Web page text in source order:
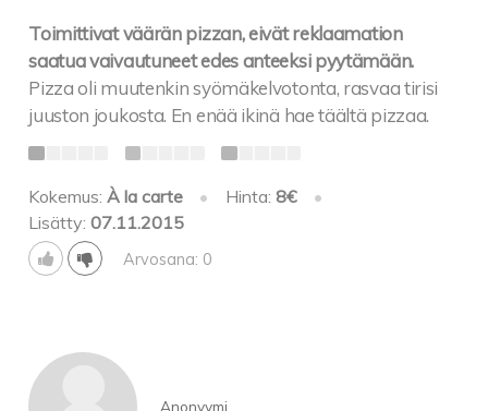
Toimittivat väärän pizzan, eivät reklaamation
saatua vaivautuneet edes anteeksi pyytämään.
Pizza oli muutenkin syömäkelvotonta, rasvaa tirisi
juuston joukosta. En enää ikinä hae täältä pizzaa.
Kokemus:À la carte • Hinta: 8€
•
Lisätty:07.11.2015
Arvosana: 0
Anonyymi